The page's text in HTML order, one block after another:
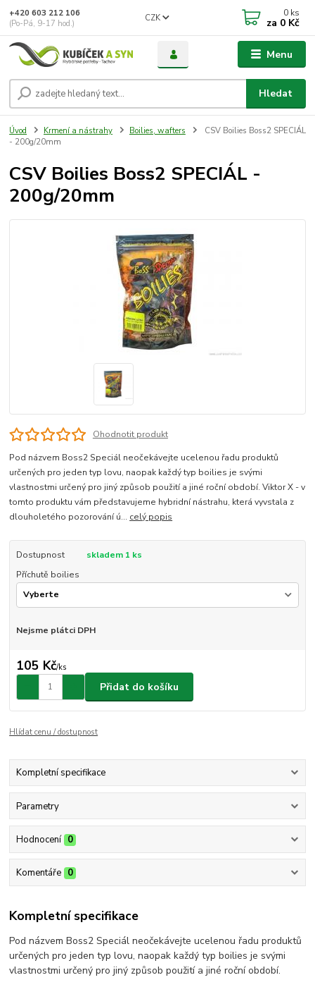
Menu
CZK
Hledat
+420 603 212 106
(Po-Pá, 9-17 hod.)
0 ks
za 0 Kč
Úvod Krmení a nástrahy Boilies, wafters
CSV Boilies Boss2 SPECIÁL
- 200g/20mm
CSV Boilies Boss2 SPECIÁL -
200g/20mm
Ohodnotit produkt
Pod názvem Boss2 Speciál neočekávejte ucelenou řadu produktů
určených pro jeden typ lovu, naopak každý typ boilies je svými
vlastnostmi určený pro jiný způsob použití a jiné roční období. Viktor X - v
tomto produktu vám představujeme hybridní nástrahu, která vyvstala z
dlouholetého pozorování ú... celý popis
Dostupnost
skladem 1 ks
Příchutě boilies
Nejsme plátci DPH
105 Kč/ks
Přidat do košíku
Hlídat cenu / dostupnost
Kompletní specifikace
Parametry
Hodnocení 0
Komentáře 0
Kompletní specifikace
Pod názvem Boss2 Speciál neočekávejte ucelenou řadu produktů
určených pro jeden typ lovu, naopak každý typ boilies je svými
vlastnostmi určený pro jiný způsob použití a jiné roční období.